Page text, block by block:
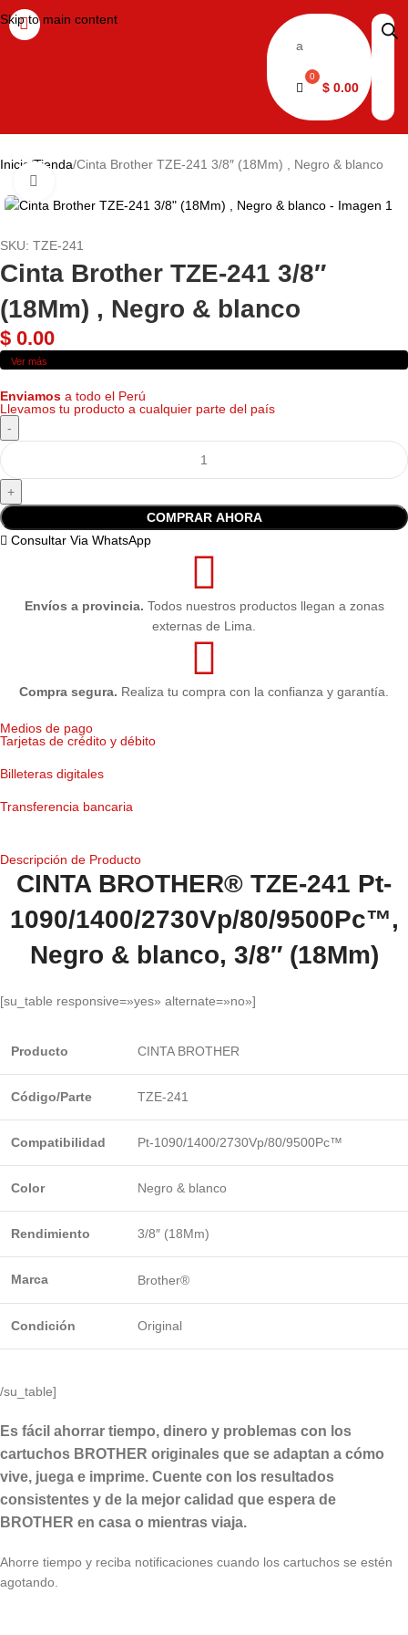
Skip to main content
a
$ 0.00
Inicio Tienda Cinta Brother TZE-241 3/8″ (18Mm) , Negro & blanco
SKU: TZE-241
Cinta Brother TZE-241 3/8″
(18Mm) , Negro & blanco
$ 0.00
Ver más
Enviamos a todo el Perú
Llevamos tu producto a cualquier parte del país
COMPRAR AHORA
Consultar Via WhatsApp
Envíos a provincia. Todos nuestros productos llegan a zonas
externas de Lima.
Compra segura. Realiza tu compra con la confianza y garantía.
Medios de pago
Tarjetas de crédito y débito
Billeteras digitales
Transferencia bancaria
Descripción de Producto
CINTA BROTHER® TZE-241 Pt-
1090/1400/2730Vp/80/9500Pc™,
Negro & blanco, 3/8″ (18Mm)
[su_table responsive=»yes» alternate=»no»]
Producto CINTA BROTHER
Código/Parte TZE-241
Compatibilidad Pt-1090/1400/2730Vp/80/9500Pc™
Color Negro & blanco
Rendimiento 3/8″ (18Mm)
Marca Brother®
Condición Original
/su_table]
Es fácil ahorrar tiempo, dinero y problemas con los
cartuchos BROTHER originales que se adaptan a cómo
vive, juega e imprime. Cuente con los resultados
consistentes y de la mejor calidad que espera de
BROTHER en casa o mientras viaja.
Ahorre tiempo y reciba notificaciones cuando los cartuchos se estén
agotando.